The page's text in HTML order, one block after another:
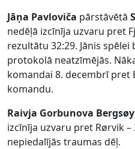
Jāņa Pavloviča pārstāvētā
nedēļā izcīnīja uzvaru pret
rezultātu 32:29. Jānis
protokolā neatzīmējās.
komandai 8. decembrī
komandu.
Raivja Gorbunova Bergsøy
izcīnīja uzvaru pret Rørvik –
nepiedalījās traumas dēļ.